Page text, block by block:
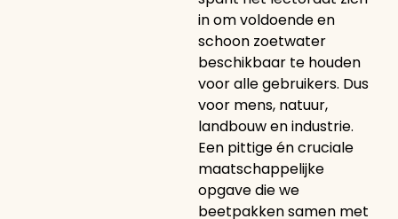
in om voldoende en
schoon zoetwater
beschikbaar te houden
voor alle gebruikers. Dus
voor mens, natuur,
landbouw en industrie.
Een pittige én cruciale
maatschappelijke
opgave die we
beetpakken samen met